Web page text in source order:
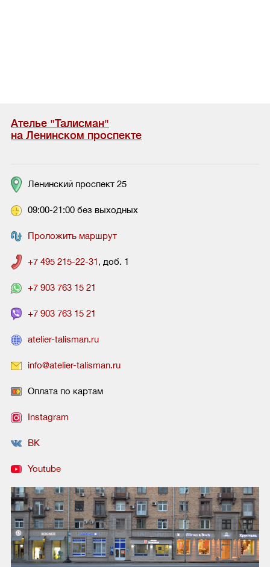
Ателье "Талисман"
на Ленинском проспекте
Ленинский проспект 25
09:00-21:00 без выходных
Проложить маршрут
+7 495 215-22-31, доб. 1
+7 903 763 15 21
+7 903 763 15 21
atelier-talisman.ru
info@atelier-talisman.ru
Оплата по картам
Instagram
ВК
Youtube